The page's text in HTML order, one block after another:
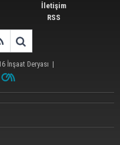
İletişim
RSS
İnşaat Deryası |